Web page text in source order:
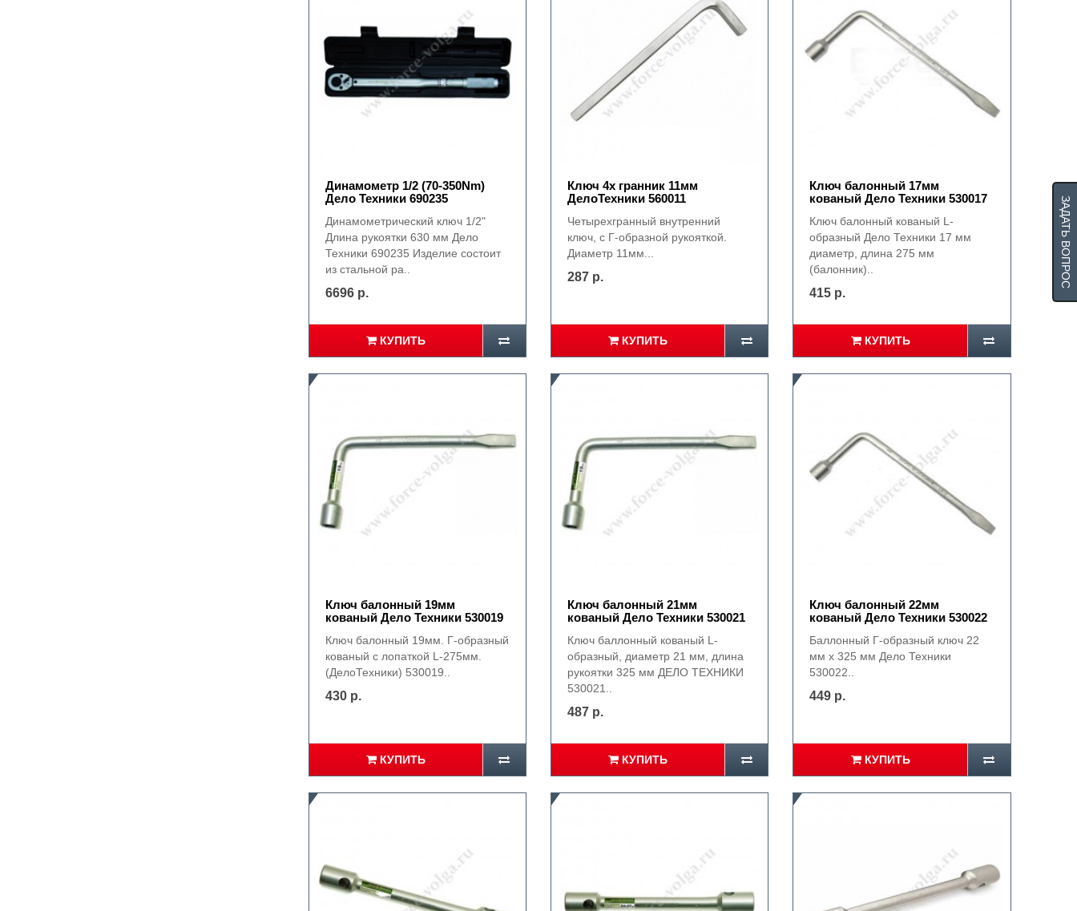
Динамометр 1/2 (70-350Nm)
Дело Техники 690235
Динамометрический ключ 1/2"
Длина рукоятки 630 мм Дело
Техники 690235 Изделие состоит
из стальной ра..
6696 р.
КУПИТЬ
Ключ 4х гранник 11мм
ДелоТехники 560011
Четырехгранный внутренний
ключ, с Г-образной рукояткой.
Диаметр 11мм...
287 р.
КУПИТЬ
Ключ балонный 17мм
кованый Дело Техники 530017
Ключ балонный кованый L-
образный Дело Техники 17 мм
диаметр, длина 275 мм
(балонник)..
415 р.
КУПИТЬ
Ключ балонный 19мм
кованый Дело Техники 530019
Ключ балонный 19мм. Г-образный
кованый с лопаткой L-275мм.
(ДелоТехники) 530019..
430 р.
КУПИТЬ
Ключ балонный 21мм
кованый Дело Техники 530021
Ключ баллонный кованый L-
образный, диаметр 21 мм, длина
рукоятки 325 мм ДЕЛО ТЕХНИКИ
530021..
487 р.
КУПИТЬ
Ключ балонный 22мм
кованый Дело Техники 530022
Баллонный Г-образный ключ 22
мм x 325 мм Дело Техники
530022..
449 р.
КУПИТЬ
ЗАДАТЬ ВОПРОС